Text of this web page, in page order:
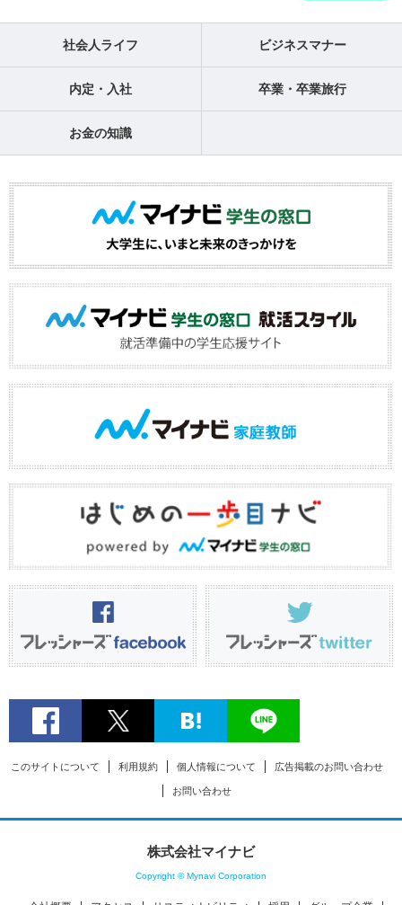
社会人ライフ ビジネスマナー
内定・入社 卒業・卒業旅行
お金の知識
このサイトについて 利用規約 個人情報について 広告掲載のお問い合わせ
お問い合わせ
株式会社マイナビ
Copyright © Mynavi Corporation